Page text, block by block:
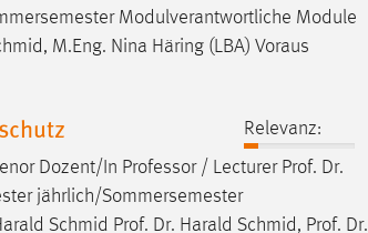
Modulverantwortliche Module
M.Eng. Nina Häring (LBA) Voraus
Relevanz:
Dozent/In Professor/ Lecturer Prof. Dr.
jährlich/Sommersemester
Schmid Prof. Dr. Harald Schmid, Prof. Dr.